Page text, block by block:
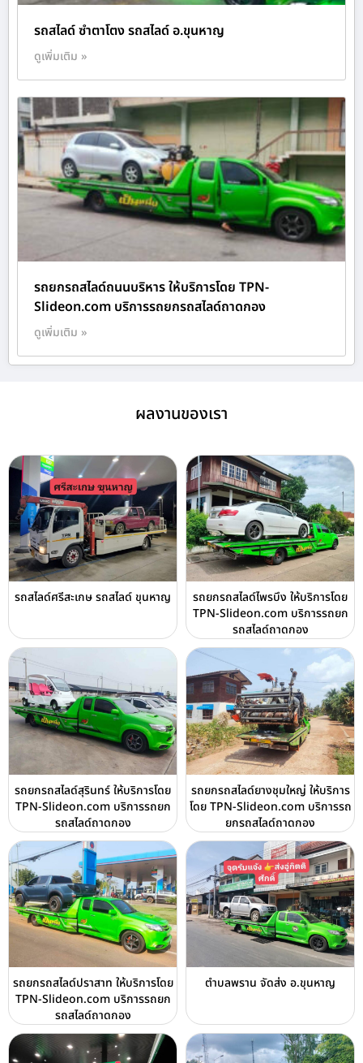
รถสไลด์ ซำตาโตง รถสไลด์ อ.ขุนหาญ
ดูเพิ่มเติม »
รถยกรถสไลด์ถนนบริหาร ให้บริการโดย TPN-
Slideon.com บริการรถยกรถสไลด์ถาดกอง
ดูเพิ่มเติม »
ผลงานของเรา
รถสไลด์ศรีสะเกษ รถสไลด์ ขุนหาญ
รถยกรถสไลด์ไพรบึง ให้บริการโดย
TPN-Slideon.com บริการรถยก
รถสไลด์ถาดกอง
รถยกรถสไลด์สุรินทร์ ให้บริการโดย
TPN-Slideon.com บริการรถยก
รถสไลด์ถาดกอง
รถยกรถสไลด์ยางชุมใหญ่ ให้บริการ
โดย TPN-Slideon.com บริการรถ
ยกรถสไลด์ถาดกอง
รถยกรถสไลด์ปราสาท ให้บริการโดย
TPN-Slideon.com บริการรถยก
รถสไลด์ถาดกอง
ตำบลพราน จัดส่ง อ.ขุนหาญ